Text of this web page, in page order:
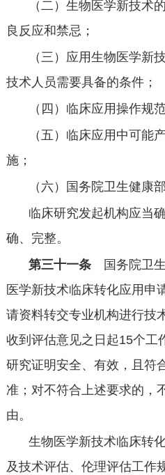
（二）生物医学新技术
良反应和禁忌；
（三）应用生物医学新
技术人员需要具备的条件；
（四）临床应用操作规范
（五）临床应用中可能
施；
（六）国务院卫生健康
临床研究发起机构应当
确、完整。
第三十一条 国务院卫
医学新技术临床转化应用申
请资料转交专业机构进行技
收到评估意见之日起15个工
研究证明安全、有效，且符
准；对不符合上述要求的，
由。
生物医学新技术临床转
及技术评估、伦理评估工作